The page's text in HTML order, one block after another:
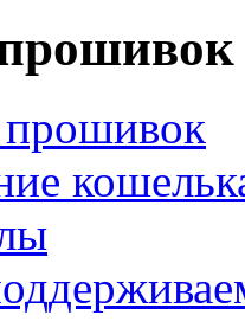
прошивок